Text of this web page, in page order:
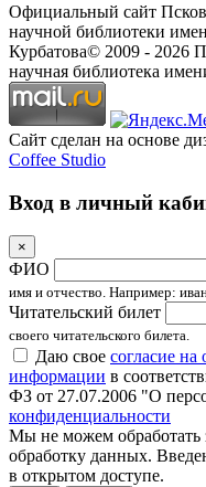
Официальный сайт
научной библиотеки
Курбатова© 2009 - 2026
научная библиотека
Сайт сделан на основе
Coffee Studio
Вход в личный
×
ФИО
имя и отчество. Например:
Читательский билет
своего читательского билета.
Даю свое согласие на
информации в
ФЗ от 27.07.2006 "О
конфиденциальности
Мы не можем обработать
обработку данных.
в открытом доступе.